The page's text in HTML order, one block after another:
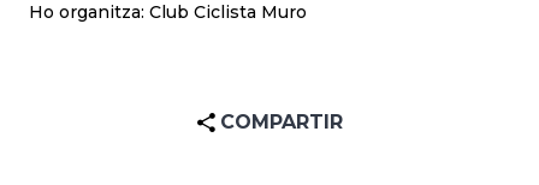
Ho organitza: Club Ciclista Muro
COMPARTIR